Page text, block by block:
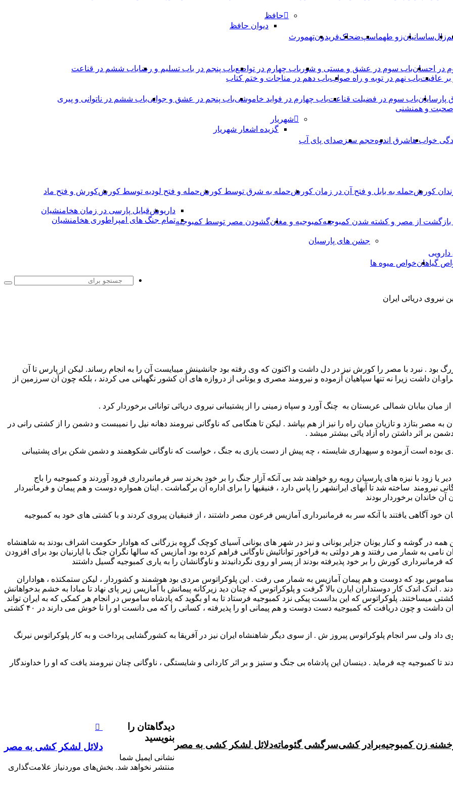
زالساسانیانزو طهماسپ‏ضحاکفریدونتهمورث
حافظ
دیوان حافظ
در احسانباب سوم در عشق و مستی و شور باب چهارم در تواضعباب پنجم در باب تسلیم و رضاباب ششم در قناعت
عافیتباب نهم در توبه و راه صوابباب دهم در مناجات و ختم کتاب
پارسایانباب سوم در فضیلت قناعتباب چهارم در فواید خاموشىباب پنجم در عشق و جوانىباب ششم در ناتوانى و پیرى
صحبت و همنشنى
خواب هاشرق اندوهحجم سبز صدای پای آب
شهریار
گزیده اشعار شهریار
کورشحمله به بابل و فتح آن در زمان کورشحمله به شرق توسط کورشحمله و فتح لودیه توسط کورشکورش و فتح ماد
، بازگشت از مصر و کشته شدن کمبوجیهکمبوجیه و مغانگشودن مصر توسط کمبوجیه
داریوشقبایل پارسی در زمان هخامنشیان
تمام جنگ های امپراطوری هخامنشیان
دارویی
گیاهانخواص میوه ها
جشن های پارسیان
نیروی دریائی ایران
. نبرد با مصر را کورش نیز در دل داشت و اکنون که وی رفته بود جانشینش میبایست آن را به انجام رساند. لیکن از پارس تا آن
زیرا نه تنها سپاهیان آزموده و نیرومند مصری و یونانی از دروازه های آن کشور نگهبانی می کردند ، بلکه چون آن سرزمین از
بیابان شمالی عربستان به چنگ آورد و سپاه زمینی را از پشتیبانی نیروی دریائی توانائی برخوردار کرد .
مصر بتازد و تازیان میان راه را نیز از هم بپاشد . لیکن تا هنگامی که ناوگانی نیرومند دهانه نیل را نمیبست و دشمن را از کشتی رانی در
دشمن بر اثر داشتن راه آزاد یائی بیشتر میشد .
بوده است آزموده و سپهداری شایسته ، چه پیش از دست یازی به جنگ ، خواست که ناوگانی شکوهمند و دشمن شکن برای پشتیبانی
دیر یا زود با نیزه های پارسیان روبه رو خواهند شد بی آنکه آزار جنگ را بر خود بخرند سر فرمانبرداری فرود آوردند و کمبوجیه را باج
ساخته شد تا آبهای ایرانشهر را پاس دارد ، فنیقیها را برای اداره آن برگماشت . اینان همواره دوست و هم پیمان و فرمانبردار
خاندان برخوردار بودند
خود آگاهی یافتند با آنکه سر به فرمانبرداری آمازیس فرعون مصر داشتند ، از فنیقیان پیروی کردند و با کشتی های خود به کمبوجیه
همه در گوشه و کنار یونان جزایر یونانی و نیز در شهر های یونانی آسیای کوچک گروه بزرگانی که هوادار حکومت اشراف بودند به شاهنشاه
نامی به شمار می رفتند و هر دولتی به فراخور توانائیش ناوگانی فراهم کرده بود آمازیس که سالها نگران جنگ با ایارنیان بود برای افزودن
فرمانبرداری کورش را بر خود پذیرفته بودند از پسر او روی نگردانیدند و ناوگانشان را به یاری کمبوجیه گسیل داشتند
ساموس بود که دوست و هم پیمان آمازیس به شمار می رفت . این پلوکراتوس مردی بود هوشمند و کشوردار ، لیکن ستمکتذه ، هواداران
اندک اندک کار دوستداران ایارن بالا گرفت و پلوکراتوس که چنان دید زیرکانه پیمانش با آمازیس زیر پای نهاد تا مبادا به خشم بدخواهانش
میساختند. پلوکراتوس که این بدانست پیکی نزد کمبوجیه فرستاد تا به او بگوید که پادشاه ساموس در انجام هر کمکی که به ایران تواند
کرد آماده استاز آن جا که وی زورگو و نیرنگ ساز بود ، بدخواهان فراوان داشت و چون دریافت که کمبوجیه دست دوست و هم پیمانی او را پذیرفته ، کسانی را که می دانست او را نا خوش می دارند در ۴۰ کشتی
داد ولی سر انجام پلوکراتوس پیروز ش . از سوی دیگر شاهنشاه ایران نیز در آفریقا به کشورگشایی پرداخت و به کار پلوکراتوس نیرنگ
تا کمبوجیه چه فرماید . دینسان این پادشاه بی جنگ و ستیز و بر اثر کاردانی و شایستگی ، ناوگانی چنان نیرومند یافت که او را خداوندگار
دلائل لشکر کشی به مصر
زن کمبوجیهبرادر کشیسرگشی گئوماتهدلائل لشکر کشی به مصر
دیدگاهتان را
بنویسید
نشانی ایمیل شما
منتشر نخواهد شد. بخش‌های موردنیاز علامت‌گذاری